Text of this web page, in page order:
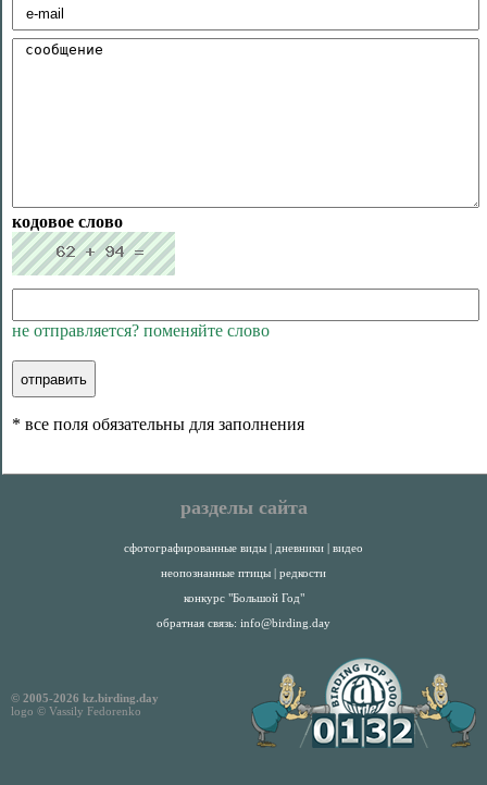
кодовое слово
не отправляется? поменяйте слово
* все поля обязательны для заполнения
разделы сайта
сфотографированные виды | дневники | видео
неопознанные птицы | редкости
конкурс "Большой Год"
обратная связь: info@birding.day
© 2005-2026 kz.birding.day
logo © Vassily Fedorenko